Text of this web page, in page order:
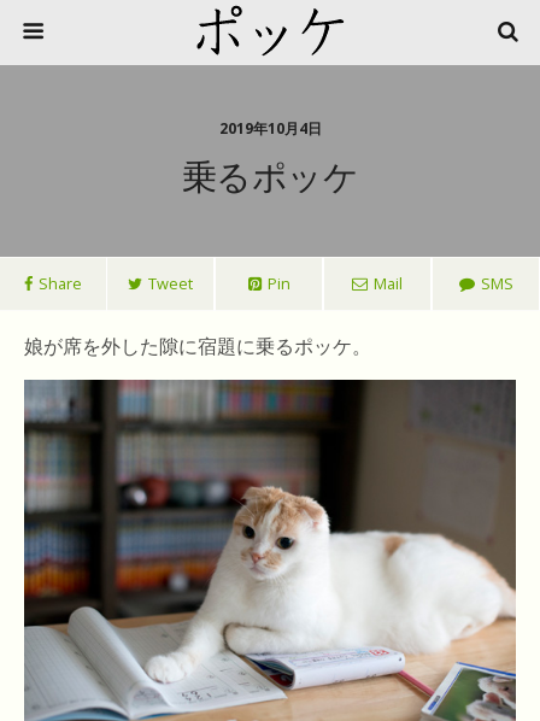
2019年10月4日
乗るポッケ
Share Tweet Pin Mail SMS
娘が席を外した隙に宿題に乗るポッケ。